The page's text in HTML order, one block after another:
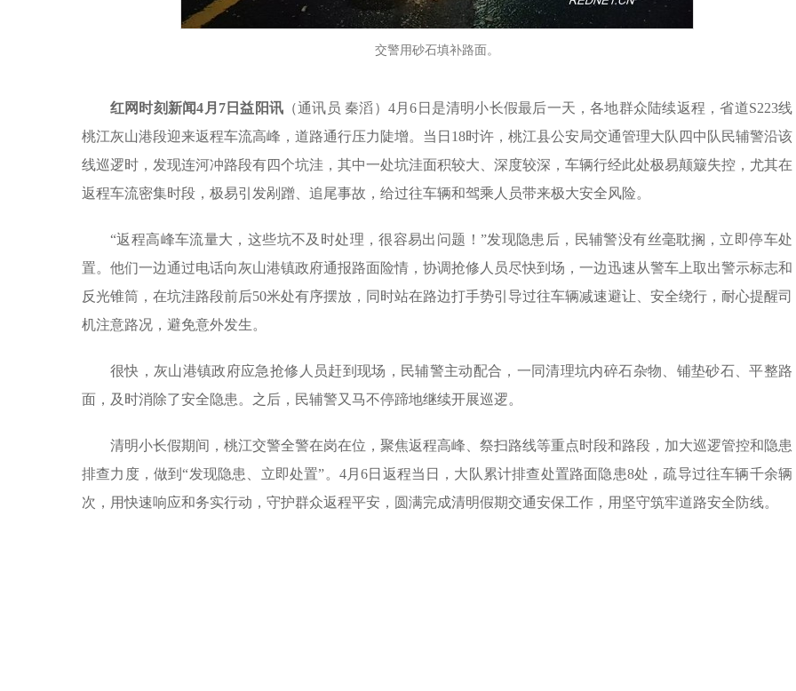
交警用砂石填补路面。
红网时刻新闻4月7日益阳讯 （通讯员 秦滔）4月6日是清明小长假最后一天，各地群众陆续返程，省道S223线
桃江灰山港段迎来返程车流高峰，道路通行压力陡增。当日18时许，桃江县公安局交通管理大队四中队民辅警沿该
线巡逻时，发现连河冲路段有四个坑洼，其中一处坑洼面积较大、深度较深，车辆行经此处极易颠簸失控，尤其在
返程车流密集时段，极易引发剐蹭、追尾事故，给过往车辆和驾乘人员带来极大安全风险。
“返程高峰车流量大，这些坑不及时处理，很容易出问题！”发现隐患后，民辅警没有丝毫耽搁，立即停车处
置。他们一边通过电话向灰山港镇政府通报路面险情，协调抢修人员尽快到场，一边迅速从警车上取出警示标志和
反光锥筒，在坑洼路段前后50米处有序摆放，同时站在路边打手势引导过往车辆减速避让、安全绕行，耐心提醒司
机注意路况，避免意外发生。
很快，灰山港镇政府应急抢修人员赶到现场，民辅警主动配合，一同清理坑内碎石杂物、铺垫砂石、平整路
面，及时消除了安全隐患。之后，民辅警又马不停蹄地继续开展巡逻。
清明小长假期间，桃江交警全警在岗在位，聚焦返程高峰、祭扫路线等重点时段和路段，加大巡逻管控和隐患
排查力度，做到“发现隐患、立即处置”。4月6日返程当日，大队累计排查处置路面隐患8处，疏导过往车辆千余辆
次，用快速响应和务实行动，守护群众返程平安，圆满完成清明假期交通安保工作，用坚守筑牢道路安全防线。